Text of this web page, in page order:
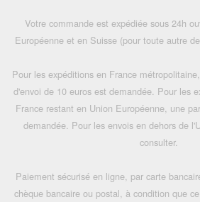
Votre commande est expédiée sous 24h
Européenne et en Suisse (pour toute autre
Pour les expéditions en France
d'envoi de 10 euros est demandée. Pour les
France restant en Union Européenne, une
demandée. Pour les envois en dehors de
consulter.
Paiement sécurisé en ligne, par carte
chèque bancaire ou postal, à condition que